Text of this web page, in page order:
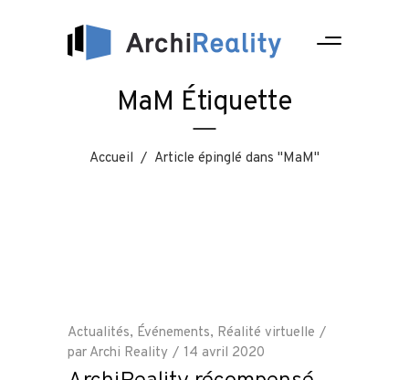
MaM Étiquette
Accueil / Article épinglé dans "MaM"
Actualités, Événements, Réalité virtuelle
par Archi Reality 14 avril 2020